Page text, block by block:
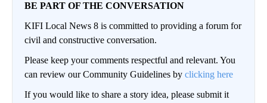
BE PART OF THE CONVERSATION
KIFI Local News 8 is committed to providing a forum for
civil and constructive conversation.
Please keep your comments respectful and relevant. You
can review our Community Guidelines by clicking here
If you would like to share a story idea, please submit it